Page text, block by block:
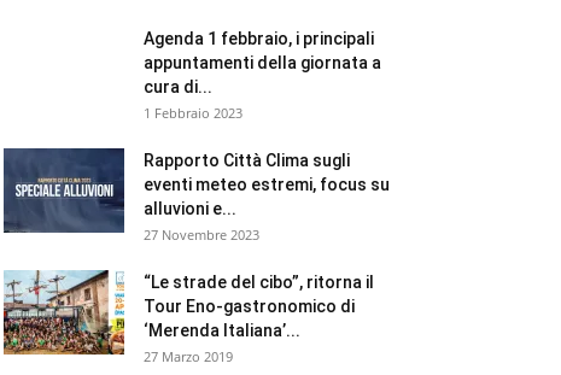
Agenda 1 febbraio, i principali
appuntamenti della giornata a
cura di...
1 Febbraio 2023
Rapporto Città Clima sugli
eventi meteo estremi, focus su
alluvioni e...
27 Novembre 2023
“Le strade del cibo”, ritorna il
Tour Eno-gastronomico di
‘Merenda Italiana’...
27 Marzo 2019